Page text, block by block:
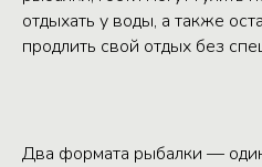
отдыхать у воды, а также
продлить свой отдых без
Два формата рыбалки —